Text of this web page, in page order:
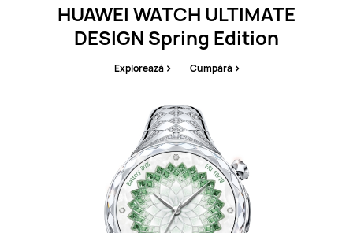
HUAWEI WATCH ULTIMATE
DESIGN Spring Edition
Explorează Cumpără